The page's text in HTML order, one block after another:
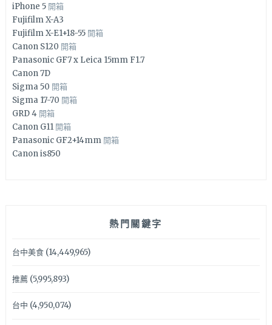
iPhone 5 開箱
Fujifilm X-A3
Fujifilm X-E1+18-55 開箱
Canon S120 開箱
Panasonic GF7 x Leica 15mm F1.7
Canon 7D
Sigma 50 開箱
Sigma 17-70 開箱
GRD 4 開箱
Canon G11 開箱
Panasonic GF2+14mm 開箱
Canon is850
熱門關鍵字
台中美食(14,449,965)
推薦(5,995,893)
台中 (4,950,074)